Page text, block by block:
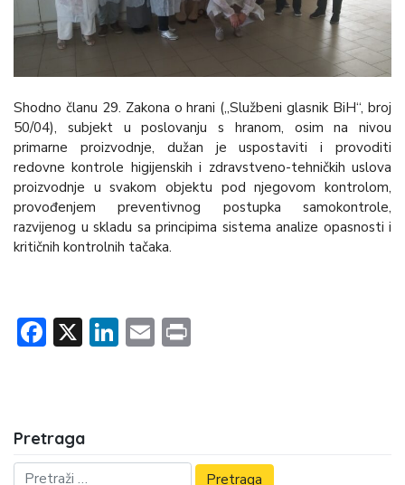
Shodno članu 29. Zakona o hrani („Službeni glasnik BiH“, broj
50/04), subjekt u poslovanju s hranom, osim na nivou
primarne proizvodnje, dužan je uspostaviti i provoditi
redovne kontrole higijenskih i zdravstveno-tehničkih uslova
proizvodnje u svakom objektu pod njegovom kontrolom,
provođenjem preventivnog postupka samokontrole,
razvijenog u skladu sa principima sistema analize opasnosti i
kritičnih kontrolnih tačaka.
Facebook
X LinkedIn
Email
Pretraga